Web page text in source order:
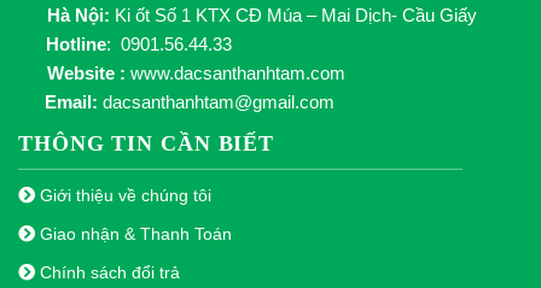
Hà Nội: Ki ốt Số 1 KTX CĐ Múa – Mai Dịch- Cầu Giấy
Hotline: 0901.56.44.33
Website : www.dacsanthanhtam.com
Email: dacsanthanhtam@gmail.com
THÔNG TIN CẦN BIẾT
Giới thiệu về chúng tôi
Giao nhận & Thanh Toán
Chính sách đổi trả